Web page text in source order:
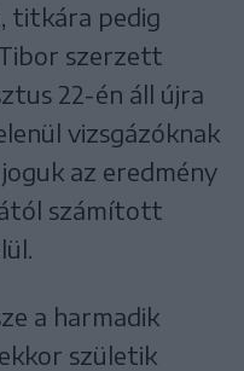
titkára pedig
szerzett
22-én áll újra
vizsgázóknak
az eredmény
számított
a harmadik
születik